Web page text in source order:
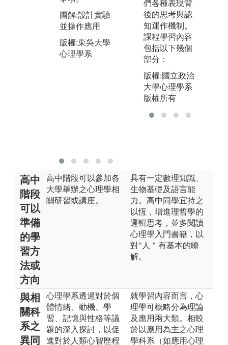
圖解:設計實驗
並操作應用
版權:東吳大學
心理學系
圖解:實作技巧
演練
版權:東吳大學
心理學系
們各種表現背
後的思考與認
知運作機制。
課程學習內容
包括以下幾個
部分：
版權:國立政治
大學心理學系
版權所有
高中
階段
可以
準備
的學
習方
法或
方向
高中階段可以參加各
大學舉辦之心理學相
關研習或講座。
具有一定數理知識、
生物基礎及語言能
力。高中同學宜持之
以恆，增進理哲學的
邏輯思考，並多閱讀
心理學入門書籍，以
對"人＂有基本的瞭
解。
與相
關科
系之
異同
心理學系透過對於個
體情緒、動機、學
習、記憶與性格等議
題的深入探討，以促
進對於人類心智歷程
就學習內容而言，心
理學可概略分為理論
及應用兩大類。相較
於以應用為主之心理
學科系（如應用心理